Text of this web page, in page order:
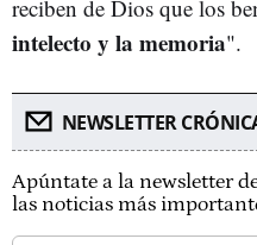
reciben de Dios que los
intelecto y la memoria".
NEWSLETTER
Apúntate a la newsletter
las noticias más